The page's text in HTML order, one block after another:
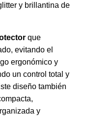
y brillantina de
que
evitando el
ergonómico y
un control total y
diseño también
y